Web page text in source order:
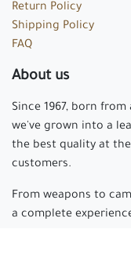
Return Policy
Shipping Policy
FAQ
About us
Since 1967, born
we've grown into a
the best quality at
customers.
From weapons to
a complete